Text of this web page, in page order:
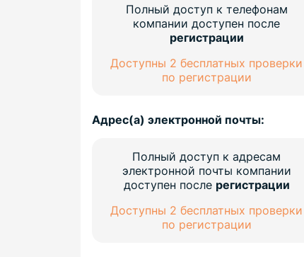
Полный доступ к телефонам
компании доступен после
регистрации
Доступны 2 бесплатных проверки
по регистрации
Адрес(а) электронной почты:
Полный доступ к адресам
электронной почты компании
доступен после регистрации
Доступны 2 бесплатных проверки
по регистрации